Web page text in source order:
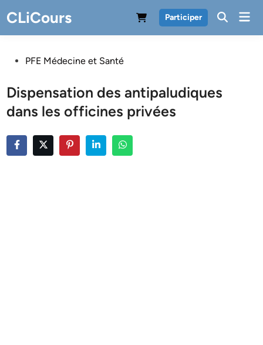
to
content
CLiCours Participer
PostedPFE Médecine et Santé
Dispensation des antipaludiques
dans les officines privées